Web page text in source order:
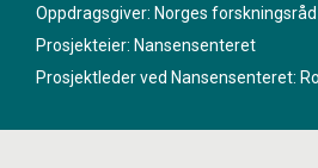
endringene så myndigheter og
planlegge klimatilpasningstiltak bedre.
Oppdragsgiver: Norges forskningsråd
Prosjekteier: Nansensenteret
Prosjektleder ved Nansensenteret: